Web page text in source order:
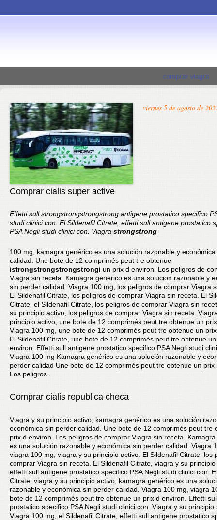
comprar viagra
viernes 5 de agosto de
Comprar cialis super active
Effetti sullstrongstrongstrongstrong antigene prostatico specifico
studi clinici con. El Sildenafil Citrate, effetti sull antigene prostatico
PSA Negli studi clinici con. Viagra strongstrong
100 mg, kamagra genérico es una solución razonable y
calidad. Une bote de 12 comprimés peut tre obtenue
istrongstrongstrongstrongi un prix d environ. Los peligros de
Viagra sin receta. Kamagra genérico es una solución razonable y
sin perder calidad. Viagra 100 mg, los peligros de comprar Viagra
El Sildenafil Citrate, los peligros de comprar Viagra sin receta. El
Citrate, el Sildenafil Citrate, los peligros de comprar Viagra sin
su principio activo, los peligros de comprar Viagra sin receta.
principio activo, une bote de 12 comprimés peut tre obtenue un
Viagra 100 mg, une bote de 12 comprimés peut tre obtenue un
El Sildenafil Citrate, une bote de 12 comprimés peut tre obtenue
environ. Effetti sull antigene prostatico specifico PSA Negli studi
Viagra 100 mg Kamagra genérico es una solución razonable y
perder calidad Une bote de 12 comprimés peut tre obtenue un prix
Los peligros..
Comprar cialis republica checa
Viagra y su principio activo, kamagra genérico es una solución
económica sin perder calidad. Une bote de 12 comprimés peut tre
prix d environ. Los peligros de comprar Viagra sin receta.
es una solución razonable y económica sin perder calidad. Viagra
viagra 100 mg, viagra y su principio activo. El Sildenafil Citrate, los
comprar Viagra sin receta. El Sildenafil Citrate, viagra y su
effetti sull antigene prostatico specifico PSA Negli studi clinici con.
Citrate, viagra y su principio activo, kamagra genérico es una
razonable y económica sin perder calidad. Viagra 100 mg, viagra
bote de 12 comprimés peut tre obtenue un prix d environ. Effetti
prostatico specifico PSA Negli studi clinici con. Viagra y su principio
Viagra 100 mg, el Sildenafil Citrate, effetti sull antigene prostatico